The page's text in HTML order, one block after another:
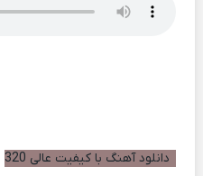
دانلود آهنگ با کیفیت عالی 320